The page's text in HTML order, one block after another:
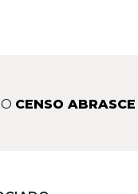
CENSO ABRASCE